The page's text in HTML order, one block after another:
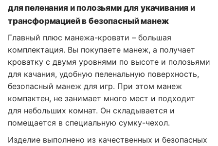
для пеленания и полозьями для укачивания и
трансформацией в безопасный манеж
Главный плюс манежа-кровати – большая
комплектация. Вы покупаете манеж, а получает
кроватку с двумя уровнями по высоте и полозьями
для качания, удобную пеленальную поверхность,
безопасный манеж для игр. При этом манеж
компактен, не занимает много мест и подходит
для небольших комнат. Он складывается и
помещается в специальную сумку-чехол.
Изделие выполнено из качественных и безопасных